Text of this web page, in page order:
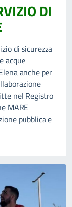
DI
di sicurezza
acque
anche per
nel Registro
MARE
pubblica e